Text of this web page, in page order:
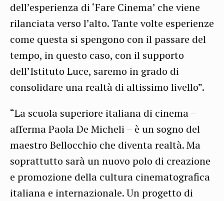
dell’esperienza di ‘Fare Cinema’ che viene
rilanciata verso l’alto. Tante volte esperienze
come questa si spengono con il passare del
tempo, in questo caso, con il supporto
dell’Istituto Luce, saremo in grado di
consolidare una realtà di altissimo livello”.
“La scuola superiore italiana di cinema –
afferma Paola De Micheli – è un sogno del
maestro Bellocchio che diventa realtà. Ma
soprattutto sarà un nuovo polo di creazione
e promozione della cultura cinematografica
italiana e internazionale. Un progetto di